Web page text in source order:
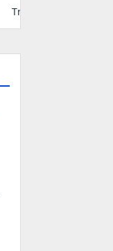
Translate